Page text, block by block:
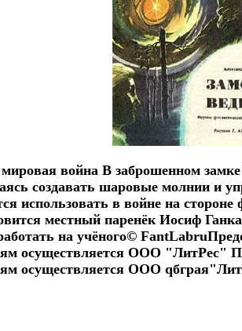
война В заброшенном
создавать шаровые молнии и
использовать в войне на
местный паренёк Иосиф
на учёного©
осуществляется ООО "ЛитРес"
осуществляется ООО